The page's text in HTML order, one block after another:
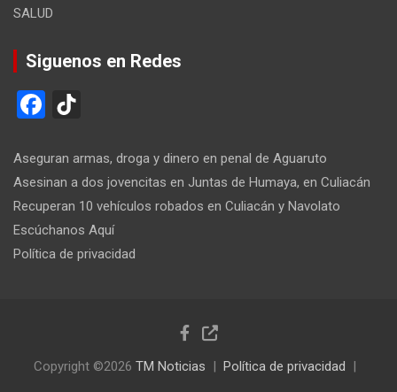
SALUD
Siguenos en Redes
F
ce
b
o
o
T
o
k
Aseguran armas, droga y dinero en penal de Aguaruto
Asesinan a dos jovencitas en Juntas de Humaya, en Culiacán
Recuperan 10 vehículos robados en Culiacán y Navolato
Escúchanos Aquí
Política de privacidad
Copyright ©2026 TM Noticias Política de privacidad